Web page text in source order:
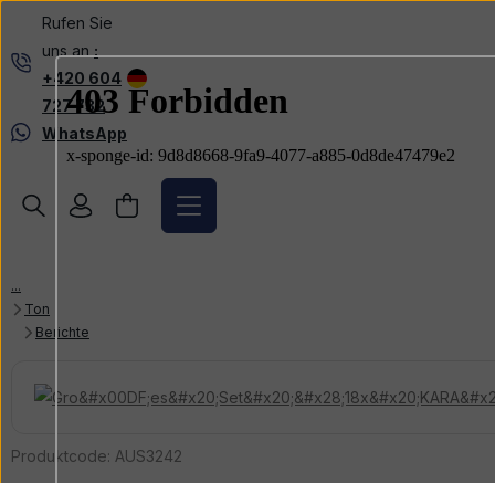
Rufen Sie
uns an :
+420 604
727 732
WhatsApp
Ton
Berichte
Produktcode: AUS3242